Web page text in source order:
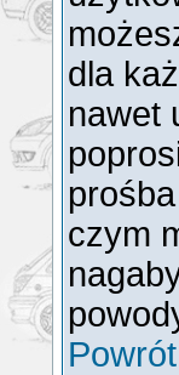
dla
nawet
czym